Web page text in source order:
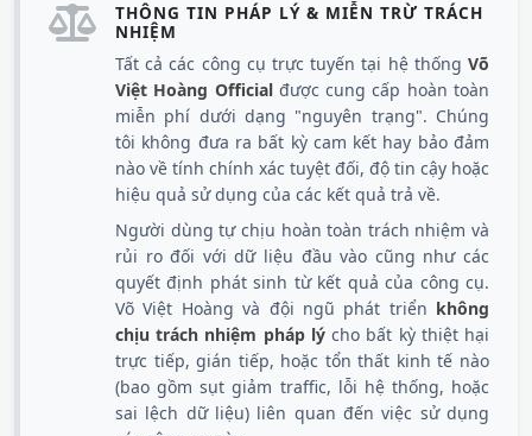
THÔNG TIN PHÁP LÝ & MIỄN TRỪ TRÁCH
NHIỆM
Tất cả các công cụ trực tuyến tại hệ thống Võ
Việt Hoàng Officialđược cung cấp hoàn toàn
miễn phí dưới dạng "nguyên trạng". Chúng
tôi không đưa ra bất kỳ cam kết hay bảo đảm
nào về tính chính xác tuyệt đối, độ tin cậy hoặc
hiệu quả sử dụng của các kết quả trả về.
Người dùng tự chịu hoàn toàn trách nhiệm và
rủi ro đối với dữ liệu đầu vào cũng như các
quyết định phát sinh từ kết quả của công cụ.
Võ Việt Hoàng và đội ngũ phát triển không
chịu trách nhiệm pháp lýcho bất kỳ thiệt hại
trực tiếp, gián tiếp, hoặc tổn thất kinh tế nào
(bao gồm sụt giảm traffic, lỗi hệ thống, hoặc
sai lệch dữ liệu) liên quan đến việc sử dụng